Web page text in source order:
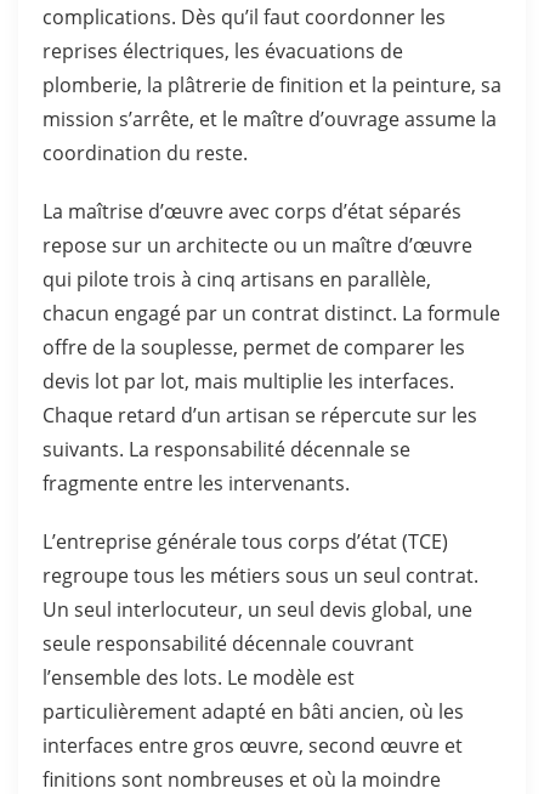
complications. Dès qu’il faut coordonner les
reprises électriques, les évacuations de
plomberie, la plâtrerie de finition et la peinture, sa
mission s’arrête, et le maître d’ouvrage assume la
coordination du reste.
La maîtrise d’œuvre avec corps d’état séparés
repose sur un architecte ou un maître d’œuvre
qui pilote trois à cinq artisans en parallèle,
chacun engagé par un contrat distinct. La formule
offre de la souplesse, permet de comparer les
devis lot par lot, mais multiplie les interfaces.
Chaque retard d’un artisan se répercute sur les
suivants. La responsabilité décennale se
fragmente entre les intervenants.
L’entreprise générale tous corps d’état (TCE)
regroupe tous les métiers sous un seul contrat.
Un seul interlocuteur, un seul devis global, une
seule responsabilité décennale couvrant
l’ensemble des lots. Le modèle est
particulièrement adapté en bâti ancien, où les
interfaces entre gros œuvre, second œuvre et
finitions sont nombreuses et où la moindre